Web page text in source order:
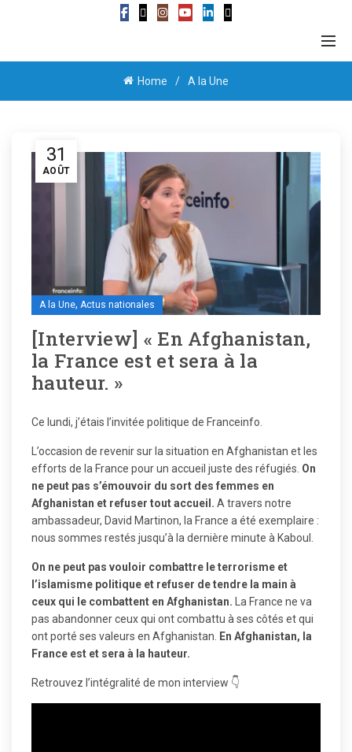
Home A la Une
31
AOÛT
A la Une, Actus nationales
[Interview] « En Afghanistan,
la France est et sera à la
hauteur. »
Ce lundi, j’étais l’invitée politique de Franceinfo.
L’occasion de revenir sur la situation en Afghanistan et les
efforts de la France pour un accueil juste des réfugiés. On
ne peut pas s’émouvoir du sort des femmes en
Afghanistan et refuser tout accueil. A travers notre
ambassadeur, David Martinon, la France a été exemplaire :
nous sommes restés jusqu’à la dernière minute à Kaboul.
On ne peut pas vouloir combattre le terrorisme et
l’islamisme politique et refuser de tendre la main à
ceux qui le combattent en Afghanistan. La France ne va
pas abandonner ceux qui ont combattu à ses côtés et qui
ont porté ses valeurs en Afghanistan.
En Afghanistan, la
France est et sera à la hauteur.
Retrouvez l’intégralité de mon interview 👇